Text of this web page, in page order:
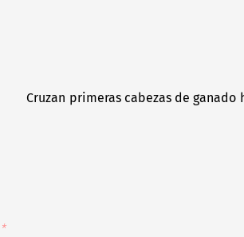
Cruzan primeras cabezas de
*